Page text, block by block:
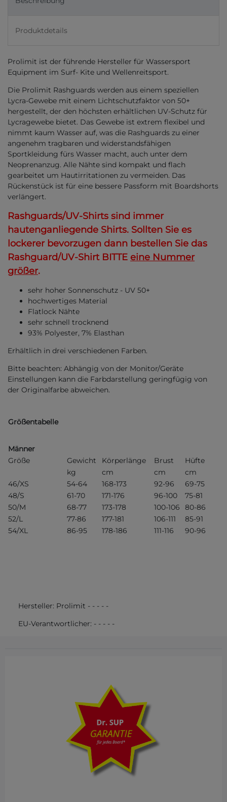
Produktdetails
Prolimit ist der führende Hersteller für Wassersport
Equipment im Surf- Kite und Wellenreitsport.
Die Prolimit Rashguards werden aus einem speziellen
Lycra-Gewebe mit einem Lichtschutzfaktor von 50+
hergestellt, der den höchsten erhältlichen UV-Schutz für
Lycragewebe bietet. Das Gewebe ist extrem flexibel und
nimmt kaum Wasser auf, was die Rashguards zu einer
angenehm tragbaren und widerstandsfähigen
Sportkleidung fürs Wasser macht, auch unter dem
Neoprenanzug. Alle Nähte sind kompakt und flach
gearbeitet um Hautirritationen zu vermeiden. Das
Rückenstück ist für eine bessere Passform mit Boardshorts
verlängert.
Rashguards/UV-Shirts sind immer
hautenganliegende Shirts. Sollten Sie es
lockerer bevorzugen dann bestellen Sie das
Rashguard/UV-Shirt BITTE eine Nummer
größer.
sehr hoher Sonnenschutz - UV 50+
hochwertiges Material
Flatlock Nähte
sehr schnell trocknend
93% Polyester, 7% Elasthan
Erhältlich in drei verschiedenen Farben.
Bitte beachten: Abhängig von der Monitor/Geräte
Einstellungen kann die Farbdarstellung geringfügig von
der Originalfarbe abweichen.
Größentabelle
Männer
Größe
Gewicht Körperlänge Brust
Hüfte
kg
cm cm
cm
46/XS
54-64 168-173 92-96
69-75
48/S
61-70 171-176 96-100
75-81
50/M
68-77 173-178 100-106
80-86
52/L
77-86 177-181 106-111
85-91
54/XL
86-95 178-186 111-116 90-96
Hersteller: Prolimit - - - - -
EU-Verantwortlicher: - - - - -